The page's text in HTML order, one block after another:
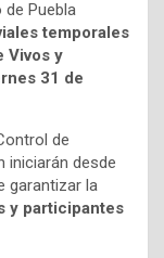
de Puebla
temporales
Vivos y
31 de
de
iniciarán desde
garantizar la
y participantes